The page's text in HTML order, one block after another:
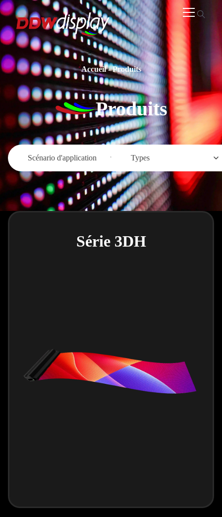
Accueil-Produits
Produits
Scénario d'application Types
Série 3DH